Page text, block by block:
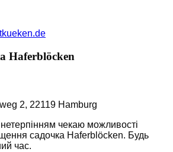
Haferblöcken
2, 22119 Hamburg
чекаю можливості
садочка Haferblöcken. Будь
час.